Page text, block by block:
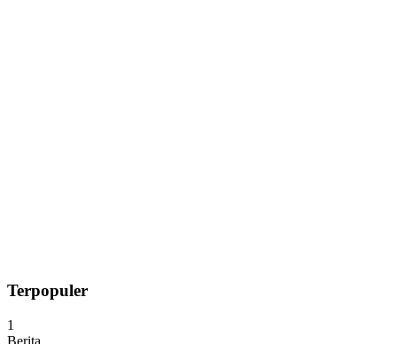
Terpopuler
1
Berita